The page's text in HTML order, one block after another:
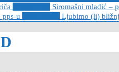
Siromašni mladić –
pps-u Ljubimo (li)